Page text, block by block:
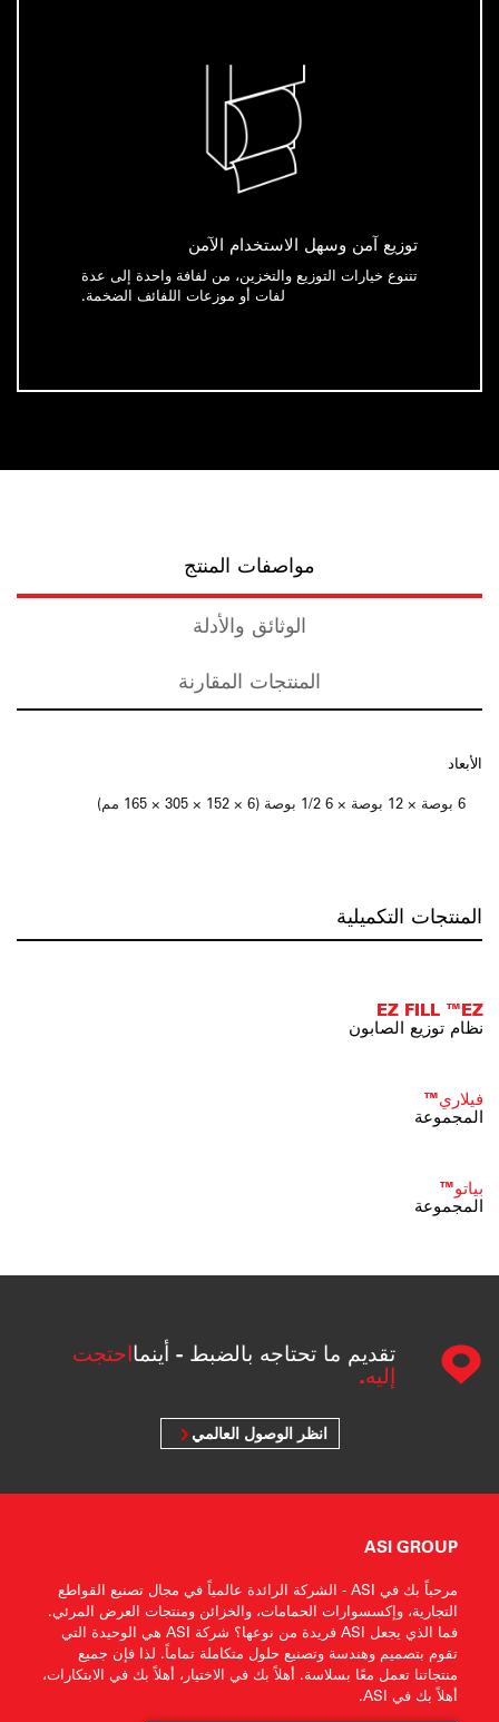
توزيع آمن وسهل الاستخدام الآمن
تتنوع خيارات التوزيع والتخزين، من لفافة واحدة إلى عدة
لفات أو موزعات اللفائف الضخمة.
مواصفات المنتج
الوثائق والأدلة
المنتجات المقارنة
الأبعاد
6 بوصة × 12 بوصة × 6 1/2 بوصة (6 × 152 × 305 × 165 مم)
المنتجات التكميلية
EZ FILL ™EZ
نظام توزيع الصابون
فيلاري™
المجموعة
بياتو™
المجموعة
تقديم ما تحتاجه بالضبط - أينمااحتجت
إليه.
انظر الوصول العالمي
ASI GROUP
مرحباً بك في ASI - الشركة الرائدة عالمياً في مجال تصنيع القواطع
التجارية، وإكسسوارات الحمامات، والخزائن ومنتجات العرض المرئي.
فما الذي يجعل ASI فريدة من نوعها؟ شركة ASI هي الوحيدة التي
تقوم بتصميم وهندسة وتصنيع حلول متكاملة تماماً. لذا فإن جميع
منتجاتنا تعمل معًا بسلاسة. أهلاً بك في الاختيار، أهلاً بك في الابتكارات،
أهلاً بك في ASI.